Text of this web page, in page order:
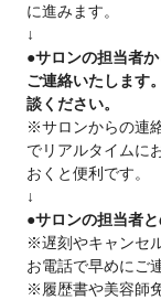
・有名講師による
・最新のカラー剤
に進みます。
↓
●サロンの担当者
ご連絡いたします
談ください。
※サロンからの連
でリアルタイムに
おくと便利です。
↓
●サロンの担当者
※遅刻やキャンセ
お電話で早めにご
※履歴書や美容師